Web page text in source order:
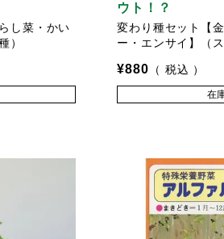
し菜・かい
）
ウト！？
変わり種セット【
ー・エンサイ】（
¥880 税込
在